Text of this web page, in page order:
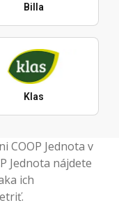
Billa
Klas
COOP Jednota v
Jednota nájdete
ich